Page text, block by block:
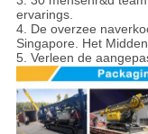
ervarings.
4. De overzee
Singapore. Het
5. Verleen de